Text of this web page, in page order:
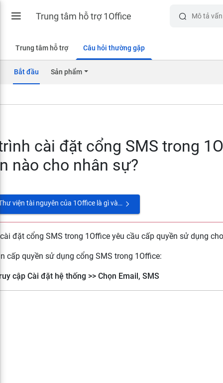
Trung tâm hỗ trợ 1Office
Trung tâm hỗ trợ Câu hỏi thường gặp
Bắt đầu Sản phẩm
cài đặt cổng SMS trong
nào cho nhân sự?
Thư viện tài nguyên của 1Office là gì và cách thức hoạt động như thế nào?
đặt cổng SMS trong 1Office yêu cầu cấp quyền sử dụng
cấp quyền sử dụng cổng SMS trong 1Office:
cập Cài đặt hệ thống >> Chọn Email, SMS